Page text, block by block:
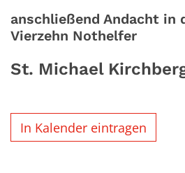
anschließend Andacht in
Vierzehn Nothelfer
St. Michael
In Kalender eintragen